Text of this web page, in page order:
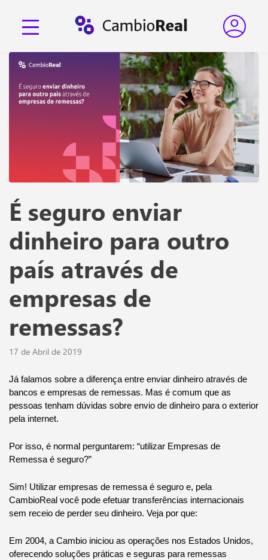
É seguro enviar
dinheiro para outro
país através de
empresas de
remessas?
17 de Abril de 2019
Já falamos sobre a diferença entre enviar dinheiro através de
bancos e empresas de remessas. Mas é comum que as
pessoas tenham dúvidas sobre envio de dinheiro para o exterior
pela internet.
Por isso, é normal perguntarem: “utilizar Empresas de
Remessa é seguro?”
Sim! Utilizar empresas de remessa é seguro e, pela
CambioReal você pode efetuar transferências internacionais
sem receio de perder seu dinheiro. Veja por que:
Em 2004, a Cambio iniciou as operações nos Estados Unidos,
oferecendo soluções práticas e seguras para remessas